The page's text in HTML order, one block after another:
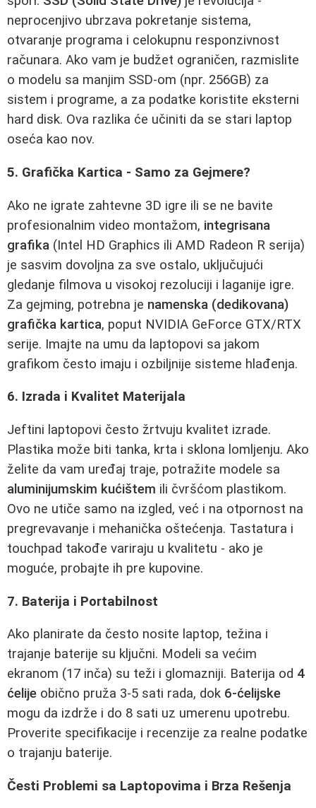
neprocenjivo ubrzava pokretanje sistema,
otvaranje programa i celokupnu responzivnost
računara. Ako vam je budžet ograničen, razmislite
o modelu sa manjim SSD-om (npr. 256GB) za
sistem i programe, a za podatke koristite eksterni
hard disk. Ova razlika će učiniti da se stari laptop
oseća kao nov.
5. Grafička Kartica - Samo za Gejmere?
Ako ne igrate zahtevne 3D igre ili se ne bavite
profesionalnim video montažom, integrisana
grafika (Intel HD Graphics ili AMD Radeon R serija)
je sasvim dovoljna za sve ostalo, uključujući
gledanje filmova u visokoj rezoluciji i laganije igre.
Za gejming, potrebna je namenska (dedikovana)
grafička kartica, poput NVIDIA GeForce GTX/RTX
serije. Imajte na umu da laptopovi sa jakom
grafikom često imaju i ozbiljnije sisteme hlađenja.
6. Izrada i Kvalitet Materijala
Jeftini laptopovi često žrtvuju kvalitet izrade.
Plastika može biti tanka, krta i sklona lomljenju. Ako
želite da vam uređaj traje, potražite modele sa
aluminijumskim kućištem ili čvršćom plastikom.
Ovo ne utiče samo na izgled, već i na otpornost na
pregrevavanje i mehanička oštećenja. Tastatura i
touchpad takođe variraju u kvalitetu - ako je
moguće, probajte ih pre kupovine.
7. Baterija i Portabilnost
Ako planirate da često nosite laptop, težina i
trajanje baterije su ključni. Modeli sa većim
ekranom (17 inča) su teži i glomazniji. Baterija od 4
ćelije obično pruža 3-5 sati rada, dok 6-ćelijske
mogu da izdrže i do 8 sati uz umerenu upotrebu.
Proverite specifikacije i recenzije za realne podatke
o trajanju baterije.
Česti Problemi sa Laptopovima i Brza Rešenja